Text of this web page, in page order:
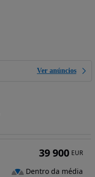
Ver anúncios
39 900 EUR
Dentro da média